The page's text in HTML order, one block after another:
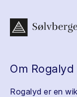
Om Rogalyd
Rogalyd er en